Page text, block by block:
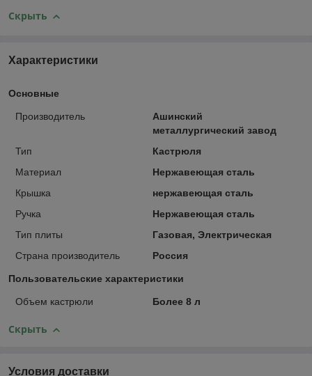
Скрыть
Характеристики
Основные
Производитель
Ашинский
металлургический завод
Тип
Кастрюля
Материал
Нержавеющая сталь
Крышка
нержавеющая сталь
Ручка
Нержавеющая сталь
Тип плиты
Газовая, Электрическая
Страна производитель
Россия
Пользовательские характеристики
Объем кастрюли Более 8 л
Скрыть
Условия доставки